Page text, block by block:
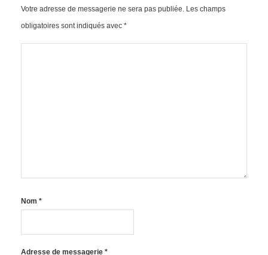
Votre adresse de messagerie ne sera pas publiée. Les champs
obligatoires sont indiqués avec *
Nom *
Adresse de messagerie *